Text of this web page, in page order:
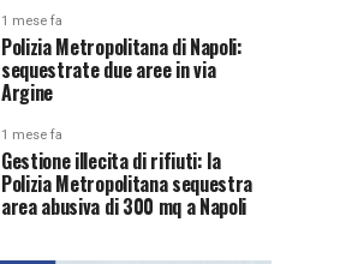
1 mese fa
Polizia Metropolitana di Napoli:
sequestrate due aree in via
Argine
1 mese fa
Gestione illecita di rifiuti: la
Polizia Metropolitana sequestra
area abusiva di 300 mq a Napoli